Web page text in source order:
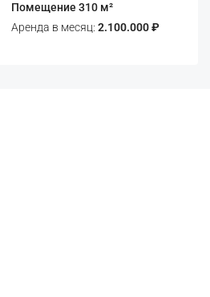
Помещение 310 м²
Аренда в месяц: 2.100.000 ₽